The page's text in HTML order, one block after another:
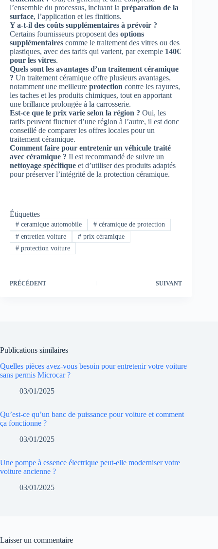
l’ensemble du processus, incluant la préparation de la
surface, l’application et les finitions.
Y a-t-il des coûts supplémentaires à prévoir ?
Certains fournisseurs proposent des options
supplémentaires comme le traitement des vitres ou des
plastiques, avec des tarifs qui varient, par exemple 140€
pour les vitres.
Quels sont les avantages d’un traitement céramique
? Un traitement céramique offre plusieurs avantages,
notamment une meilleure protection contre les rayures,
les taches et les produits chimiques, tout en apportant
une brillance prolongée à la carrosserie.
Est-ce que le prix varie selon la région ? Oui, les
tarifs peuvent fluctuer d’une région à l’autre, il est donc
conseillé de comparer les offres locales pour un
traitement céramique.
Comment faire pour entretenir un véhicule traité
avec céramique ? Il est recommandé de suivre un
nettoyage spécifique et d’utiliser des produits adaptés
pour préserver l’intégrité de la protection céramique.
Étiquettes
#ceramique automobile #céramique de protection
#entretien voiture #prix céramique
#protection voiture
PRÉCÉDENT SUIVANT
Publications similaires
Quelles pièces avez-vous besoin pour entretenir votre voiture
sans permis Microcar ?
03/01/2025
Qu’est-ce qu’un banc de puissance pour voiture et comment
ça fonctionne ?
03/01/2025
Une pompe à essence électrique peut-elle moderniser votre
voiture ancienne ?
03/01/2025
Laisser un commentaire